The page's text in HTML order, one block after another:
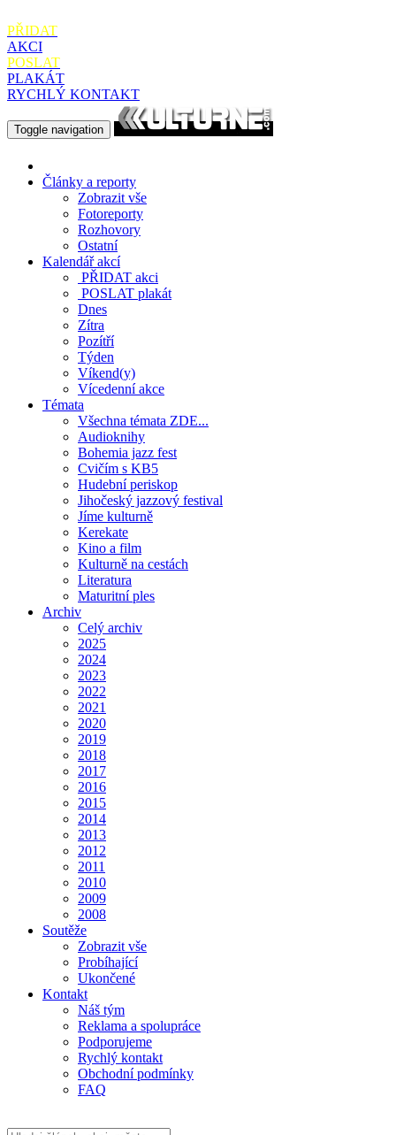
PŘIDAT
AKCI
POSLAT
PLAKÁT
RYCHLÝ KONTAKT
Toggle navigation
Články a reporty
Zobrazit vše
Fotoreporty
Rozhovory
Ostatní
Kalendář akcí
PŘIDAT akci
POSLAT plakát
Dnes
Zítra
Pozítří
Týden
Víkend(y)
Vícedenní akce
Témata
Všechna témata ZDE...
Audioknihy
Bohemia jazz fest
Cvičím s KB5
Hudební periskop
Jihočeský jazzový festival
Jíme kulturně
Kerekate
Kino a film
Kulturně na cestách
Literatura
Maturitní ples
Archiv
Celý archiv
2025
2024
2023
2022
2021
2020
2019
2018
2017
2016
2015
2014
2013
2012
2011
2010
2009
2008
Soutěže
Zobrazit vše
Probíhající
Ukončené
Kontakt
Náš tým
Reklama a spolupráce
Podporujeme
Rychlý kontakt
Obchodní podmínky
FAQ